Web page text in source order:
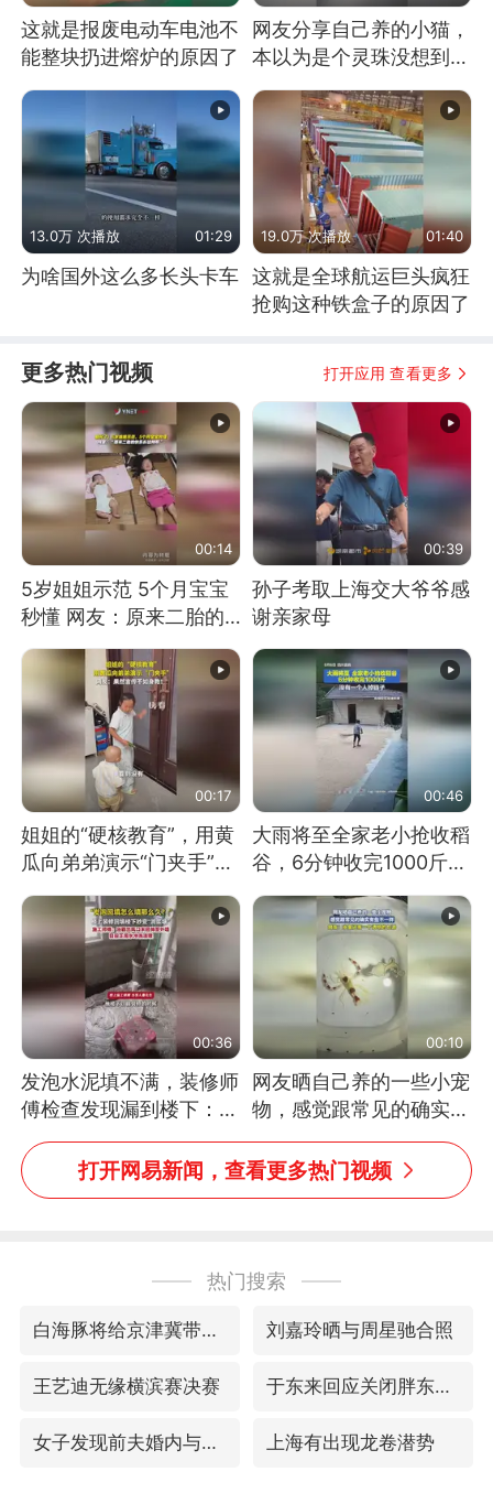
这就是报废电动车电池不
能整块扔进熔炉的原因了
网友分享自己养的小猫，
本以为是个灵珠没想到是
13.0万 次播放 01:29
为啥国外这么多长头卡车
19.0万 次播放 01:40
这就是全球航运巨头疯狂
抢购这种铁盒子的原因了
更多热门视频 打开应用 查看更多
00:14
5岁姐姐示范 5个月宝宝
秒懂 网友：原来二胎的
快乐长这样
00:39
孙子考取上海交大爷爷感
谢亲家母
00:17
姐姐的“硬核教育”，用黄
瓜向弟弟演示“门夹手”，
网友：果然言传不如身
教！
00:46
大雨将至全家老小抢收稻
谷，6分钟收完1000斤，
没有一个人掉链子
00:36
发泡水泥填不满，装修师
傅检查发现漏到楼下：出
风口未延伸到外墙
00:10
网友晒自己养的一些小宠
物，感觉跟常见的确实有
些不一样
打开网易新闻，查看更多热门视频
热门搜索
白海豚将给京津冀带来大暴雨 刘嘉玲晒与周星驰合照
王艺迪无缘横滨赛决赛 于东来回应关闭胖东来生活广场店
女子发现前夫婚内与第三者育子 上海有出现龙卷潜势